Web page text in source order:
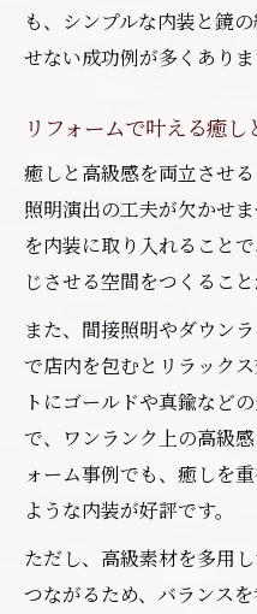
も、シンプルな内装と鏡
せない成功例が多くありま
リフォームで叶える癒
癒しと高級感を両立させ
照明演出の工夫が欠かせ
を内装に取り入れること
じさせる空間をつくること
また、間接照明やダウン
で店内を包むとリラック
トにゴールドや真鍮など
で、ワンランク上の高級
ォーム事例でも、癒しを
ような内装が好評です。
ただし、高級素材を多用
つながるため、バランス